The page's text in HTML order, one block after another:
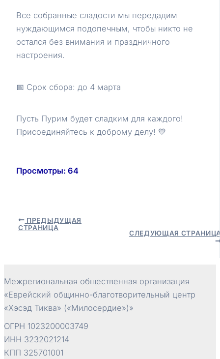
Все собранные сладости мы передадим
нуждающимся подопечным, чтобы никто не
остался без внимания и праздничного
настроения.
📅 Срок сбора: до 4 марта
Пусть Пурим будет сладким для каждого!
Присоединяйтесь к доброму делу! 💙
Просмотры: 64
Навигация
ПРЕДЫДУЩАЯ
СТРАНИЦА
СЛЕДУЮЩАЯ
Межрегиональная общественная организация
«Еврейский общинно-благотворительный центр
«Хэсэд Тиква» («Милосердие»)»
ОГРН 1023200003749
ИНН 3232021214
КПП 325701001